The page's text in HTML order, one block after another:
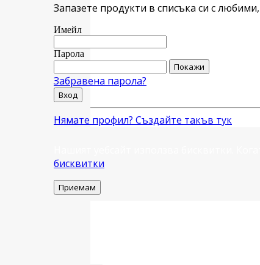
Запазете продукти в списъка си с
Имейл
Парола
Покажи
Забравена парола?
Вход
Нямате профил? Създайте такъв тук
бисквитки
Приемам